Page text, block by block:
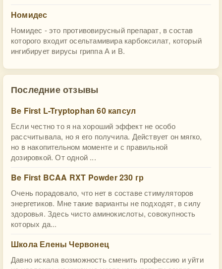
Номидес
Номидес - это противовирусный препарат, в состав
которого входит осельтамивира карбоксилат, который
ингибирует вирусы гриппа А и В.
Последние отзывы
Be First L-Tryptophan 60 капсул
Если честно то я на хороший эффект не особо
рассчитывала, но я его получила. Действует он мягко,
но в накопительном моменте и с правильной
дозировкой. От одной ...
Be First BCAA RXT Powder 230 гр
Очень порадовало, что нет в составе стимуляторов
энергетиков. Мне такие варианты не подходят, в силу
здоровья. Здесь чисто аминокислоты, совокупность
которых да...
Школа Елены Червонец
Давно искала возможность сменить профессию и уйти